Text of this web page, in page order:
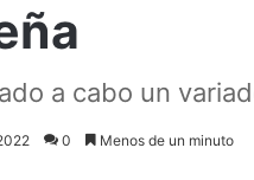
a cabo un
0 Menos de un minuto